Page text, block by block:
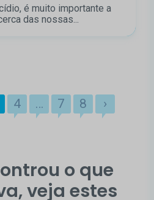
é muito importante a
das nossas...
4 … 7 8 ›
o que
veja estes